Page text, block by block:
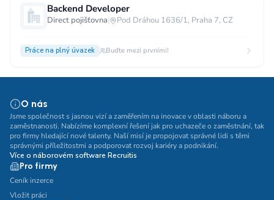
Backend Developer
Direct pojišťovna| Pod Dráhou 1636/1, Praha 7, CZ
Práce na plný úvazek Buďte mezi prvními!
O nás
Jsme společnost s jasnou vizí a zaměřením na inovace v oblasti náboru a
zaměstnanosti. Nabízíme komplexní řešení jak pro uchazeče o zaměstnání, tak
pro firmy hledající nové talenty. Naší misí je propojovat správné lidi s těmi
správnými příležitostmi a podporovat rozvoj kariéry a podnikání.
Více o náborovém software Recruitis
Pro firmy
Ceník inzerce
Vložit práci